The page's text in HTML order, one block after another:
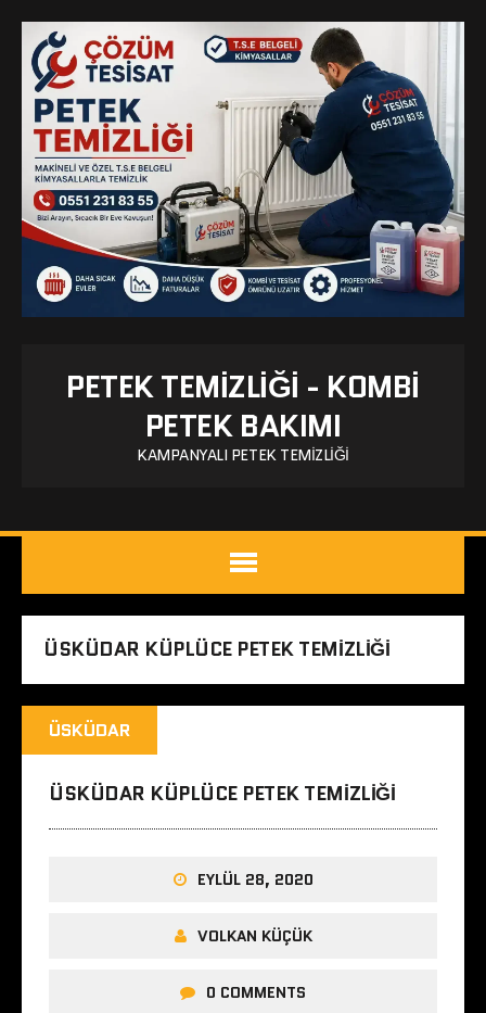
PETEK TEMIZLIĞI - KOMBI
PETEK BAKIMI
KAMPANYALI PETEK TEMIZLIĞI
ÜSKÜDAR KÜPLÜCE PETEK TEMIZLIĞI
ÜSKÜDAR
ÜSKÜDAR KÜPLÜCE PETEK TEMIZLIĞI
EYLÜL 28, 2020
VOLKAN KÜÇÜK
0 COMMENTS